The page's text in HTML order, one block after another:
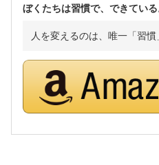
ぼくたちは習慣で、できている
人を変えるのは、唯一「習慣